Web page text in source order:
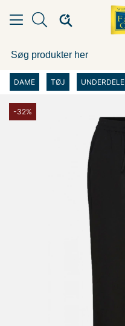
DAME TØJ UNDERDELE
-32%